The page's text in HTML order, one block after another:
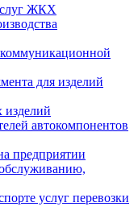
ЖКХ
для изделий
изделий
автокомпонентов
предприятии
услуг перевозки